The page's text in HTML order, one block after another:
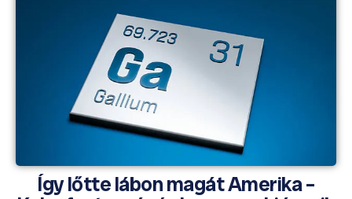
Így lőtte lábon magát Amerika –